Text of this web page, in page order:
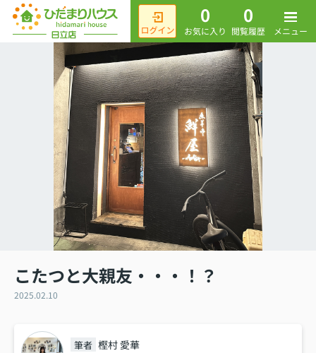
0
お気に入り
0
閲覧履歴 メニュー
こたつと大親友・・・！？
2025.02.10
筆者 樫村 愛華